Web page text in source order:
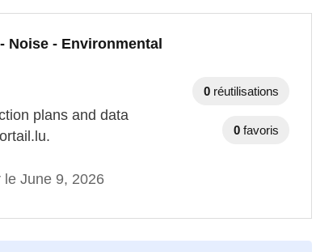
Noise - Environmental
plans and data
le June 9, 2026
0 réutilisations
0 favoris